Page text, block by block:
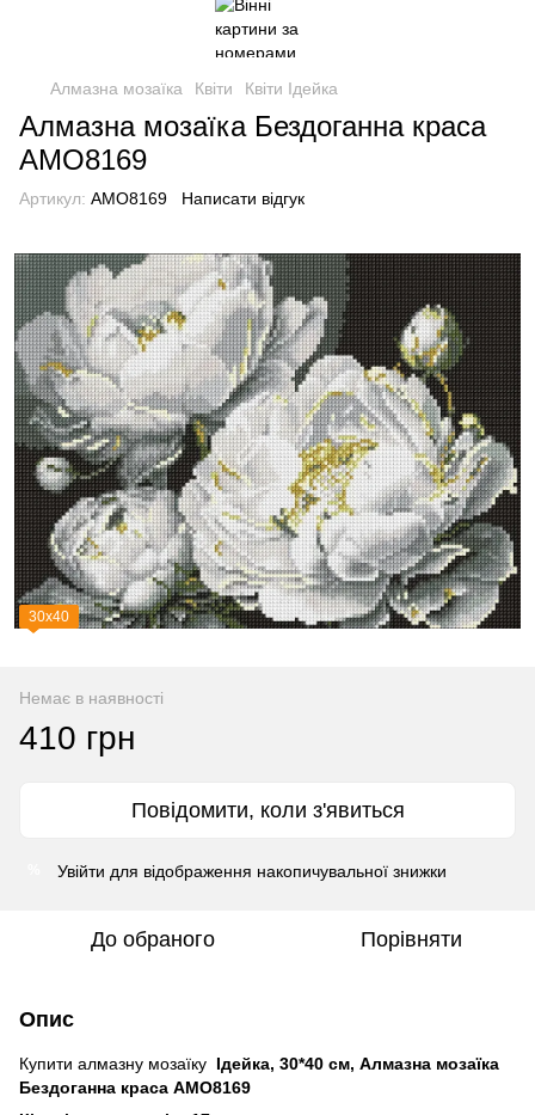
Алмазна мозаїка Квіти Квіти Ідейка
Алмазна мозаїка Бездоганна краса
AMO8169
Артикул: AMO8169 Написати відгук
30х40
Немає в наявності
410 грн
Повідомити, коли з'явиться
Увійти для відображення накопичувальної знижки
До обраного Порівняти
Опис
Купити алмазну мозаїку Ідейка, 30*40 см, Алмазна мозаїка
Бездоганна краса AMO8169